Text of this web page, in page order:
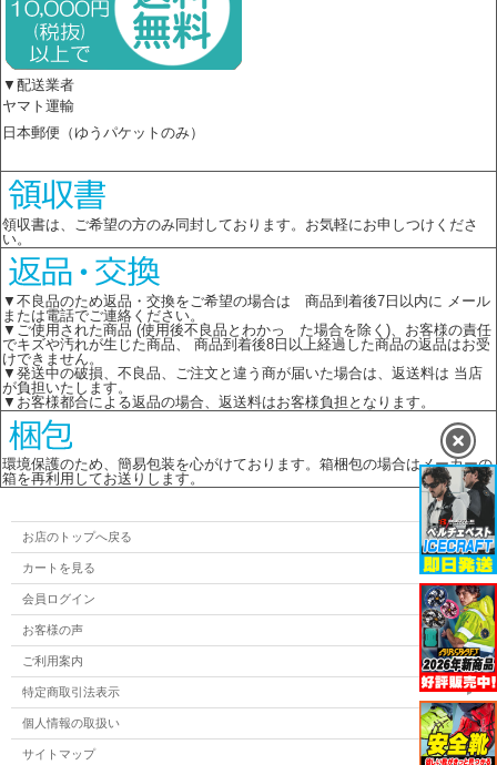
▼配送業者
ヤマト運輸
日本郵便（ゆうパケットのみ）
領収書は、ご希望の方のみ同封しております。お気軽にお申しつけくださ
い。
▼不良品のため返品・交換をご希望の場合は 商品到着後7日以内に メール
または電話でご連絡ください。
▼ご使用された商品 (使用後不良品とわかっ た場合を除く)、お客様の責任
でキズや汚れが生じた商品、 商品到着後8日以上経過した商品の返品はお受
けできません。
▼発送中の破損、不良品、ご注文と違う商が届いた場合は、返送料は 当店
が負担いたします。
▼お客様都合による返品の場合、返送料はお客様負担となります。
環境保護のため、簡易包装を心がけております。箱梱包の場合はメーカーの
箱を再利用してお送りします。
お店のトップへ戻る
カートを見る
会員ログイン
お客様の声
ご利用案内
特定商取引法表示
個人情報の取扱い
サイトマップ